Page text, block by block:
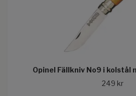
Opinel Fällkniv No9 i kolstål
249 kr